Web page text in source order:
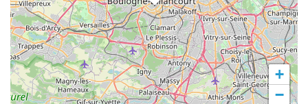
+
−